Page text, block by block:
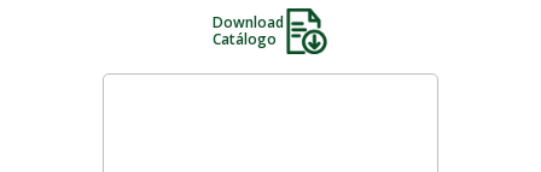
Download
Catálogo